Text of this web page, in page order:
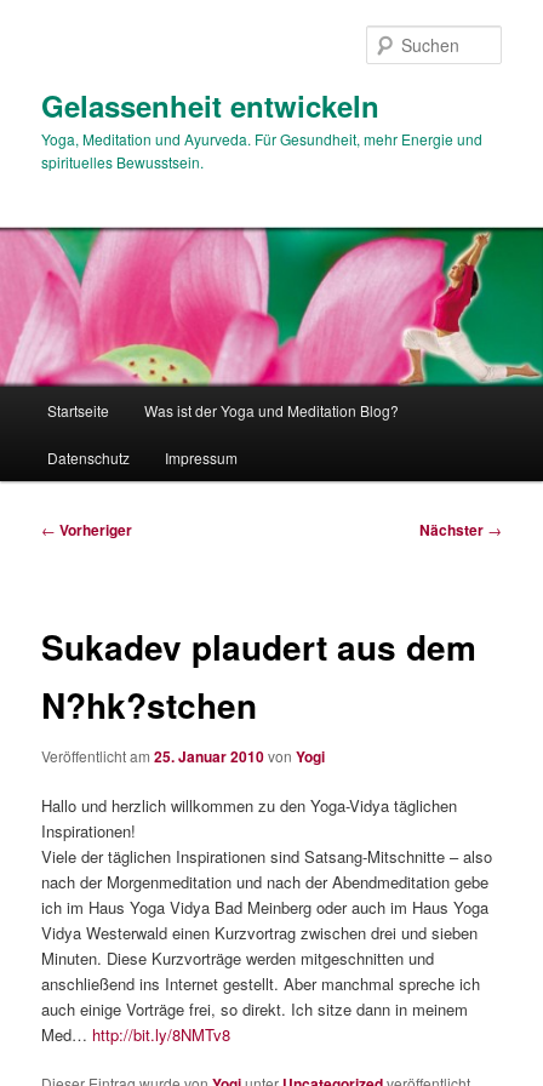
Gelassenheit entwickeln
Yoga, Meditation und Ayurveda. Für Gesundheit, mehr Energie und
spirituelles Bewusstsein.
Startseite Was ist der Yoga und Meditation Blog?
Datenschutz Impressum
Beitragsnavigation
← Vorheriger Nächster →
Sukadev plaudert aus dem
N?hk?stchen
Veröffentlicht am25. Januar 2010vonYogi
Hallo und herzlich willkommen zu den Yoga-Vidya täglichen
Inspirationen!
Viele der täglichen Inspirationen sind Satsang-Mitschnitte – also
nach der Morgenmeditation und nach der Abendmeditation gebe
ich im Haus Yoga Vidya Bad Meinberg oder auch im Haus Yoga
Vidya Westerwald einen Kurzvortrag zwischen drei und sieben
Minuten. Diese Kurzvorträge werden mitgeschnitten und
anschließend ins Internet gestellt. Aber manchmal spreche ich
auch einige Vorträge frei, so direkt. Ich sitze dann in meinem
Med… http://bit.ly/8NMTv8